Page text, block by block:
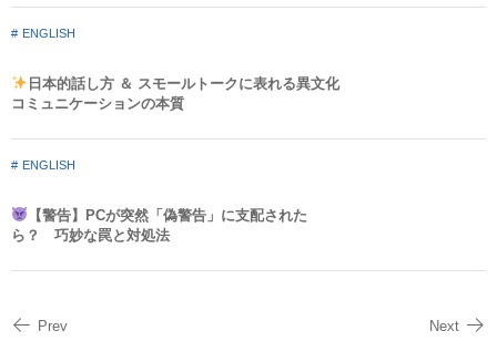
ENGLISH
日本的話し方 ＆ スモールトークに表れる異文化
コミュニケーションの本質
ENGLISH
【警告】PCが突然「偽警告」に支配された
ら？ 巧妙な罠と対処法
Prev Next